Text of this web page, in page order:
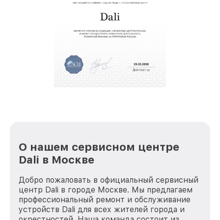
обеспечат доставку устройств в сервис в
За годы своей деятельности мы получали только
репутацию. Мы постоянно совершенствуемся и
стараемся каждый день делать наш сервис еще
О нашем сервисном центре
Dali в Москве
Добро пожаловать в официальный сервисный
центр Dali в городе Москве. Мы предлагаем
профессиональный ремонт и обслуживание
устройств Dali для всех жителей города и